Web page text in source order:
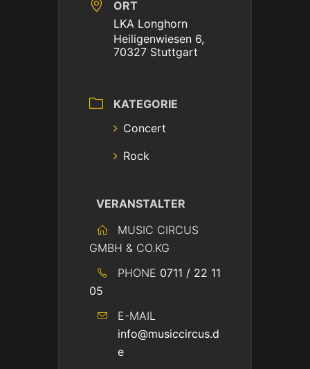
ORT
LKA Longhorn
Heiligenwiesen 6,
70327 Stuttgart
KATEGORIE
Concert
Rock
VERANSTALTER
MUSIC CIRCUS
GMBH & CO.KG
PHONE 0711 / 22 11
05
E-MAIL
info@musiccircus.d
e